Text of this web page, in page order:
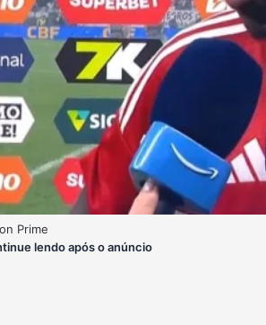
Prime
lendo após o anúncio